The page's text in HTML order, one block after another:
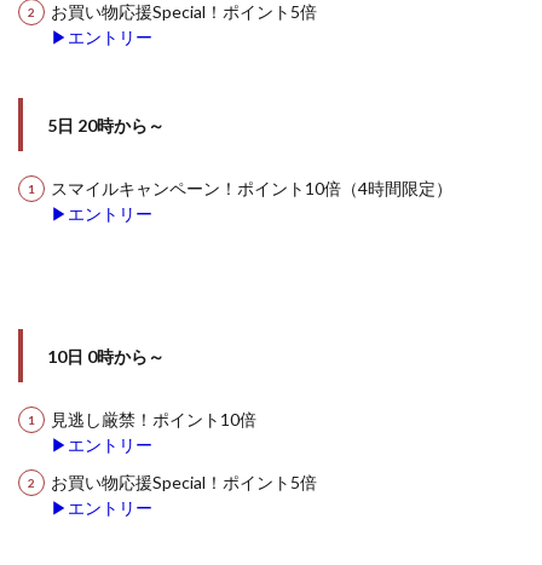
お買い物応援Special！ポイント5倍
▶エントリー
5日 20時から～
スマイルキャンペーン！ポイント10倍（4時間限定）
▶エントリー
10日 0時から～
見逃し厳禁！ポイント10倍
▶エントリー
お買い物応援Special！ポイント5倍
▶エントリー